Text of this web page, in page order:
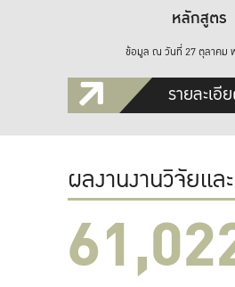
หลักสูตร
ข้อมูล ณ วันที่ 27 ตุลาคม
รายละเอี
ผลงานงานวิจัยแ